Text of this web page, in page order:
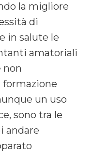
la migliore
di
in salute le
amatoriali
non
formazione
un uso
sono tra le
andare